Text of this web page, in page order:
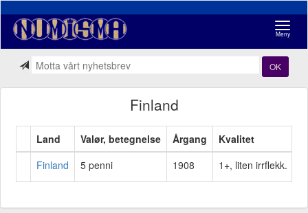
Meny
OK
Finland
Land Valør, betegnelse Årgang Kvalitet
Finland
5 penni 1908 1+, liten irrflekk.